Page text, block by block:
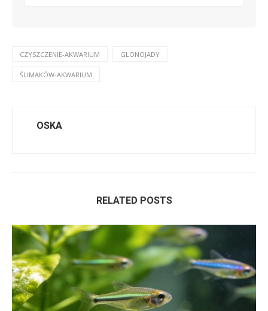
CZYSZCZENIE-AKWARIUM GLONOJADY
ŚLIMAKÓW-AKWARIUM
OSKA
RELATED POSTS